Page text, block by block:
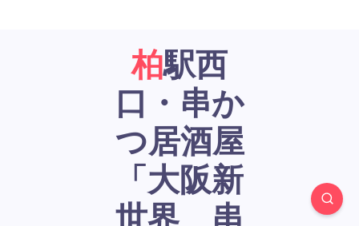
柏駅西
口・串か
つ居酒屋
「大阪新